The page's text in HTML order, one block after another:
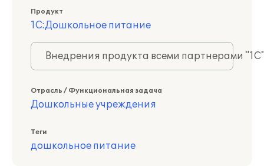
Продукт
1С:Дошкольное питание
Внедрения продукта всеми партнерами
Отрасль / Функциональная задача
Дошкольные учреждения
Теги
дошкольное питание